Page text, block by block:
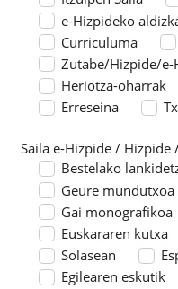
e-Hizpideko
Curriculuma
Zutabe/Hizpide/
Heriotza-oharrak
Erreseina
Saila e-Hizpide / Hizpide
Saila e-Hizpide /
Bestelako
Geure mundutxoa
Gai monografikoa
Euskararen kutxa
Solasean
Egilearen eskutik